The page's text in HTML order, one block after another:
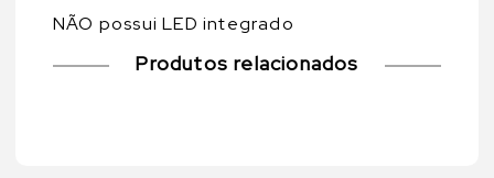
NÃO possui LED integrado
Produtos relacionados